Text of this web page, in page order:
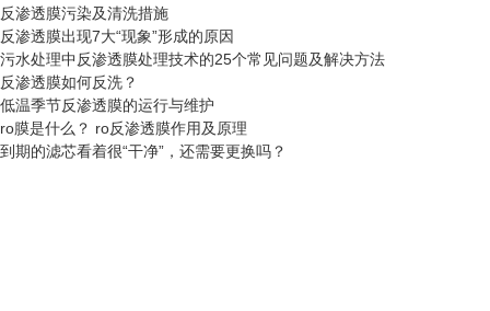
反渗透膜污染及清洗措施
反渗透膜出现7大“现象”形成的原因
污水处理中反渗透膜处理技术的25个常见问题及解决方法
反渗透膜如何反洗？
低温季节反渗透膜的运行与维护
ro膜是什么？ ro反渗透膜作用及原理
到期的滤芯看着很“干净”，还需要更换吗？